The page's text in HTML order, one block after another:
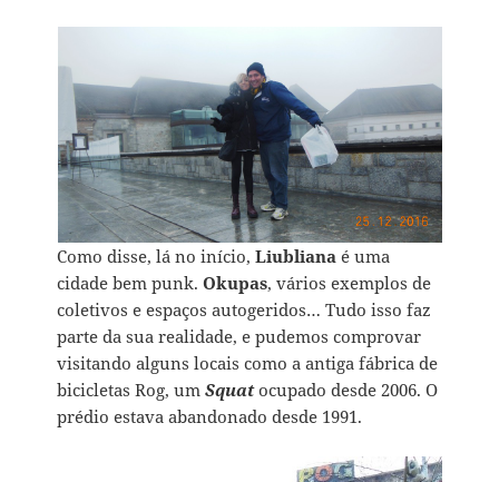
Como disse, lá no início, Liubliana é uma
cidade bem punk.Okupas, vários exemplos de
coletivos e espaços autogeridos… Tudo isso faz
parte da sua realidade, e pudemos comprovar
visitando alguns locais como a antiga fábrica de
bicicletas Rog, umSquatocupado desde 2006. O
prédio estava abandonado desde 1991.